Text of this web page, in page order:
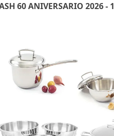
60 ANIVERSARIO 2026 -